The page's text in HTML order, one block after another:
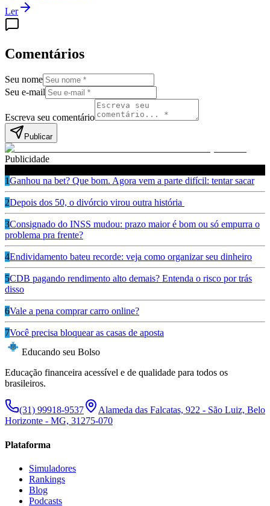
Ler
Comentários
Seu nome
Seu e-mail
Escreva seu comentário
Publicar
Publicidade
1Ganhou na bet? Que bom. Agora vem a parte difícil: tentar sacar
2Depois dos 50, o divórcio virou outra história
3Consignado do INSS mudou: prazo maior é bom ou só empurra o
problema pra frente?
4Endividamento bateu recorde: veja como organizar seu dinheiro
5CDB pagando rendimento alto demais? Entenda o risco por trás
disso
6Vale a pena comprar carro online?
7Você precisa bloquear as casas de aposta
Educando seu Bolso
Educação financeira acessível e de qualidade para todos os
brasileiros.
(31) 99918-9537
Alameda das Falcatas, 922 - São Luiz, Belo
Horizonte - MG, 31275-070
Plataforma
Simuladores
Rankings
Blog
Podcasts